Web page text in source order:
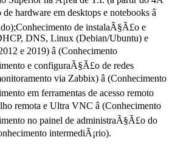
hardware em desktops e notebooks â
de instalaÃ§Ã£o e
DNS, Linux (Debian/Ubuntu) e
e 2019) â (Conhecimento
e configuraÃ§Ã£o de redes
via Zabbix) â (Conhecimento
em ferramentas de acesso remoto
remota e Ultra VNC â (Conhecimento
no painel de administraÃ§Ã£o do
intermediÃ¡rio).